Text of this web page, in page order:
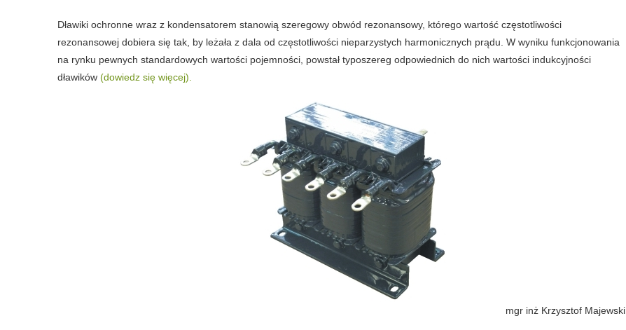
Dławiki ochronne wraz z kondensatorem stanowią szeregowy obwód rezonansowy, którego wartość częstotliwości
rezonansowej dobiera się tak, by leżała z dala od częstotliwości nieparzystych harmonicznych prądu. W wyniku funkcjonowania
na rynku pewnych standardowych wartości pojemności, powstał typoszereg odpowiednich do nich wartości indukcyjności
dławików (dowiedz się więcej).
mgr inż Krzysztof Majewski